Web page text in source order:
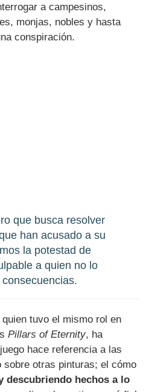
a campesinos,
monjas, nobles y hasta
conspiración.
que busca resolver
han acusado a su
la potestad de
a quien no lo
quien tuvo el mismo rol en
Pillars of Eternity, ha
hace referencia a las
sobre otras pinturas; el cómo
descubriendo hechos a lo